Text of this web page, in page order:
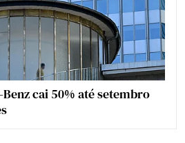
cai 50% até setembro